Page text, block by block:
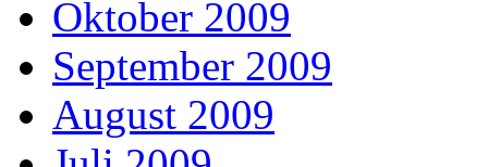
Oktober 2009
September 2009
August 2009